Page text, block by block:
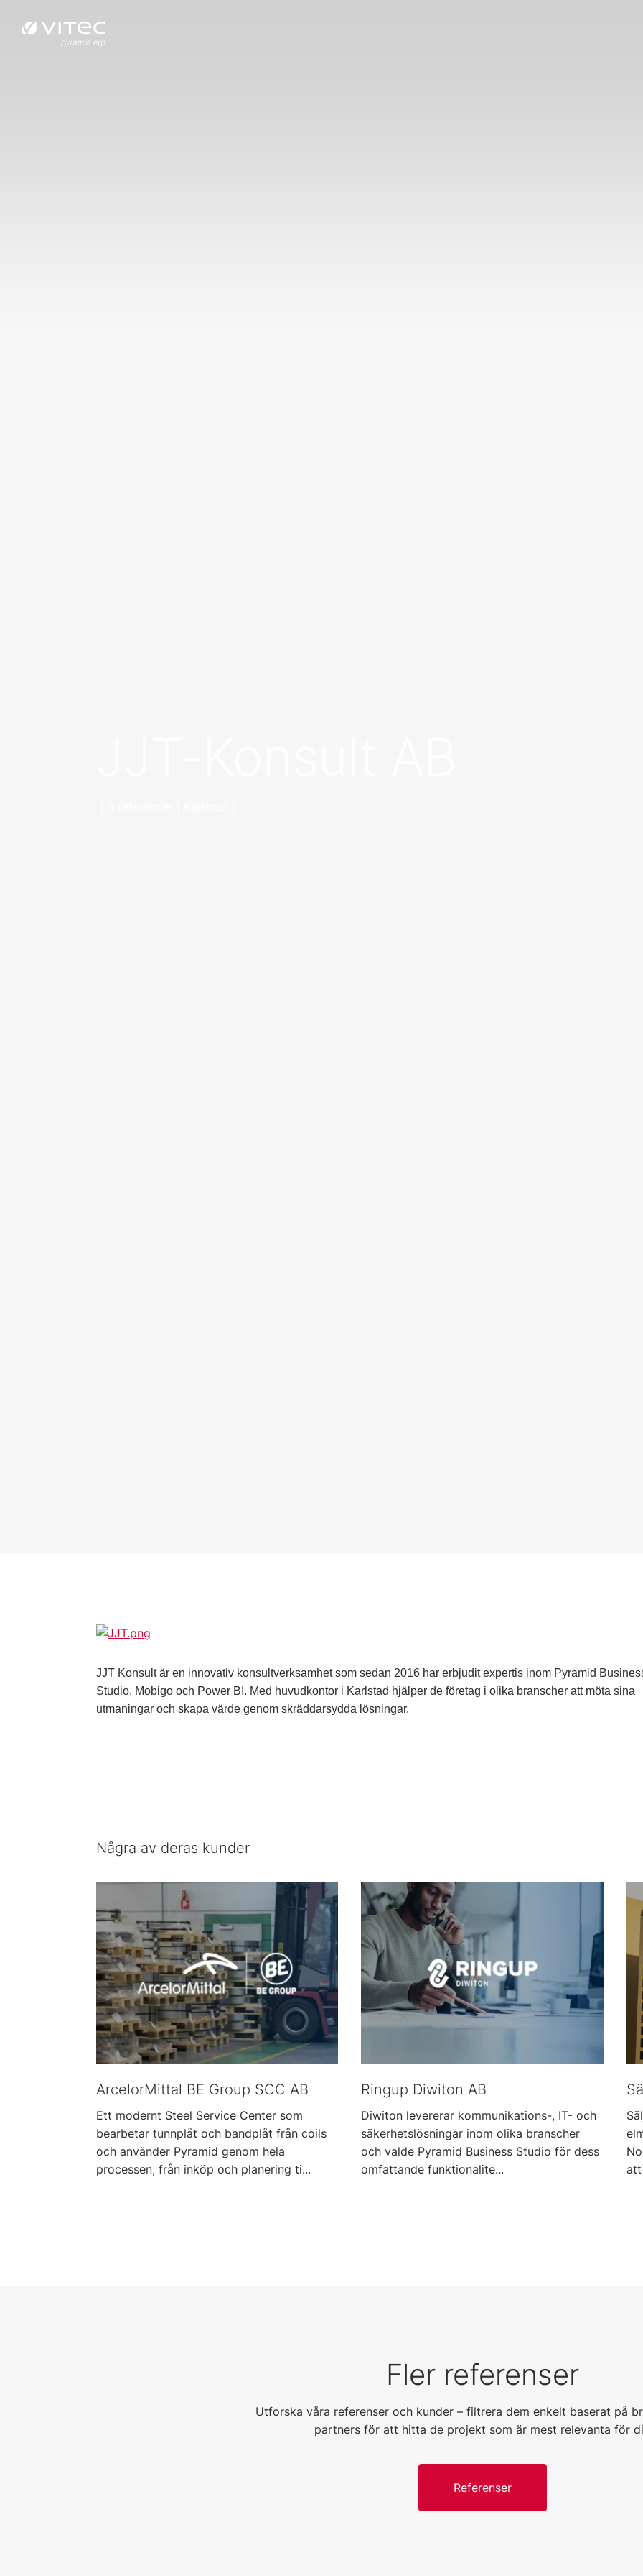
JJT Konsult är en innovativ konsultverksamhet som sedan 2016 har erbjudit expertis inom Pyramid
Studio, Mobigo och Power BI. Med huvudkontor i Karlstad hjälper de företag i olika branscher att möta sina
utmaningar och skapa värde genom skräddarsydda lösningar.
Några av deras kunder
ArcelorMittal BE Group SCC AB
Ett modernt Steel Service Center som
bearbetar tunnplåt och bandplåt från coils
och använder Pyramid genom hela
processen, från inköp och planering ti...
Ringup Diwiton AB
Diwiton levererar kommunikations-, IT- och
säkerhetslösningar inom olika branscher
och valde Pyramid Business Studio för dess
omfattande funktionalite...
att
Fler referenser
Utforska våra referenser och kunder – filtrera dem enkelt baserat på
partners för att hitta de projekt som är mest relevanta för
Referenser